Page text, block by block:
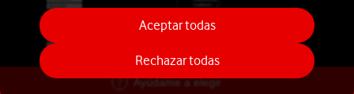
Ayúdame a elegir
Rechazar todas
Aceptar todas